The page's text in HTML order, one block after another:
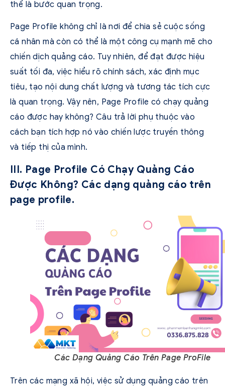
thể là bước quan trọng.
Page Profile không chỉ là nơi để chia sẻ cuộc sống
cá nhân mà còn có thể là một công cụ mạnh mẽ cho
chiến dịch quảng cáo. Tuy nhiên, để đạt được hiệu
suất tối đa, việc hiểu rõ chính sách, xác định mục
tiêu, tạo nội dung chất lượng và tương tác tích cực
là quan trọng. Vậy nên, Page Profile có chạy quảng
cáo được hay không? Câu trả lời phụ thuộc vào
cách bạn tích hợp nó vào chiến lược truyền thông
và tiếp thị của mình.
III. Page Profile Có Chạy Quảng Cáo
Được Không? Các dạng quảng cáo trên
page profile.
Các Dạng Quảng Cáo Trên Page ProFile
Trên các mạng xã hội, việc sử dụng quảng cáo trên